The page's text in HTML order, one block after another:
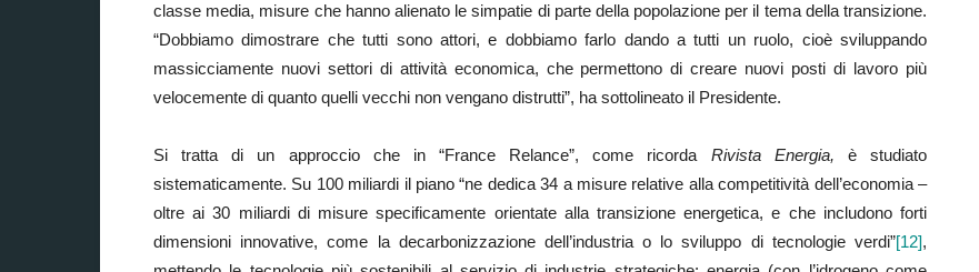
classe media, misure che hanno alienato le simpatie di parte della popolazione per il tema della transizione.
“Dobbiamo dimostrare che tutti sono attori, e dobbiamo farlo dando a tutti un ruolo, cioè sviluppando
massicciamente nuovi settori di attività economica, che permettono di creare nuovi posti di lavoro più
velocemente di quanto quelli vecchi non vengano distrutti”, ha sottolineato il Presidente.
Si tratta di un approccio che in “France Relance”, come ricorda Rivista Energia, è studiato
sistematicamente. Su 100 miliardi il piano “ne dedica 34 a misure relative alla competitività dell’economia –
oltre ai 30 miliardi di misure specificamente orientate alla transizione energetica, e che includono forti
dimensioni innovative, come la decarbonizzazione dell’industria o lo sviluppo di tecnologie verdi”[12],